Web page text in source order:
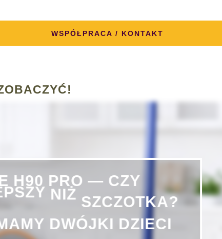
WSPÓŁPRACA / KONTAKT
H90 PRO — CZY
NIŻ SZCZOTKA?
DWÓJKI DZIECI